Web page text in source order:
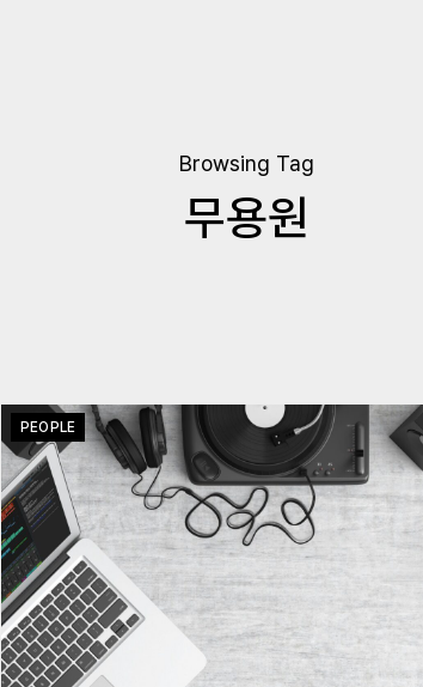
Browsing Tag
무용원
PEOPLE